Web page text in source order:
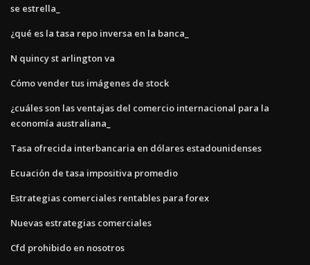
se estrella_
¿qué es la tasa repo inversa en la banca_
N quincy st arlington va
Cómo vender tus imágenes de stock
¿cuáles son las ventajas del comercio internacional para la
economía australiana_
Tasa ofrecida interbancaria en dólares estadounidenses
Ecuación de tasa impositiva promedio
Estrategias comerciales rentables para forex
Nuevas estrategias comerciales
Cfd prohibido en nosotros